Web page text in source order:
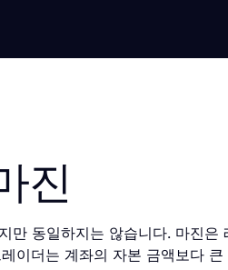
진
만 동일하지는 않습니다. 마진
이더는 계좌의 자본 금액보다